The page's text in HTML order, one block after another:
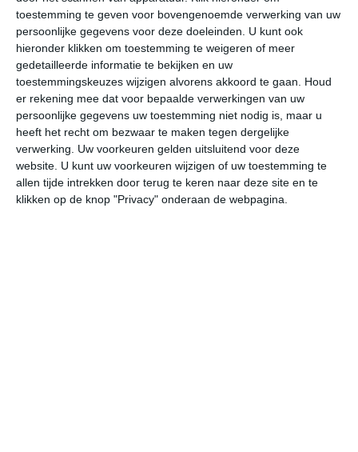
toestemming te geven voor bovengenoemde verwerking van uw
persoonlijke gegevens voor deze doeleinden. U kunt ook
hieronder klikken om toestemming te weigeren of meer
gedetailleerde informatie te bekijken en uw
toestemmingskeuzes wijzigen alvorens akkoord te gaan. Houd
er rekening mee dat voor bepaalde verwerkingen van uw
persoonlijke gegevens uw toestemming niet nodig is, maar u
heeft het recht om bezwaar te maken tegen dergelijke
verwerking. Uw voorkeuren gelden uitsluitend voor deze
website. U kunt uw voorkeuren wijzigen of uw toestemming te
allen tijde intrekken door terug te keren naar deze site en te
klikken op de knop "Privacy" onderaan de webpagina.
27° 20° 28° 20° 29° 21° 30° 19° 31°
27°C 26°C 24°C
14:00 17:00 20:00 23:00 02:00
14:00 17:00 20:00 23:00 02:00